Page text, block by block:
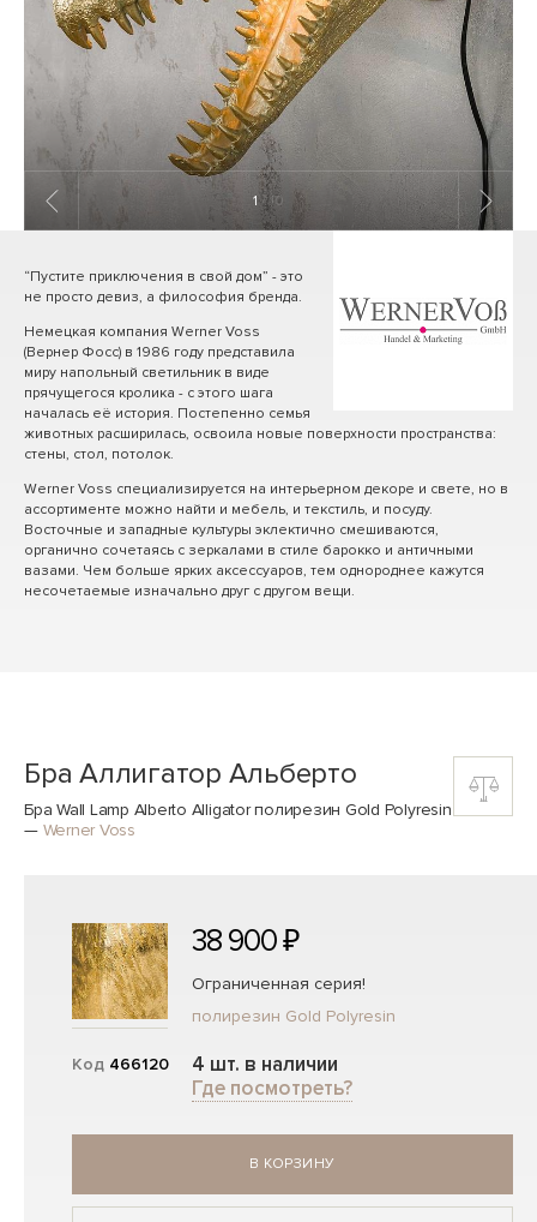
1/ 10
“Пустите приключения в свой дом” - это
не просто девиз, а философия бренда.
Немецкая компания Werner Voss
(Вернер Фосс) в 1986 году представила
миру напольный светильник в виде
прячущегося кролика - с этого шага
началась её история. Постепенно семья
животных расширилась, освоила новые поверхности пространства:
стены, стол, потолок.
Werner Voss специализируется на интерьерном декоре и свете, но в
ассортименте можно найти и мебель, и текстиль, и посуду.
Восточные и западные культуры эклектично смешиваются,
органично сочетаясь с зеркалами в стиле барокко и античными
вазами. Чем больше ярких аксессуаров, тем однороднее кажутся
несочетаемые изначально друг с другом вещи.
Бра Аллигатор Альберто
Бра Wall Lamp Alberto Alligator полирезин Gold Polyresin
— Werner Voss
Код 466120
38 900 ₽
Ограниченная серия!
полирезин Gold Polyresin
4 шт. в наличии
Где посмотреть?
В КОРЗИНУ